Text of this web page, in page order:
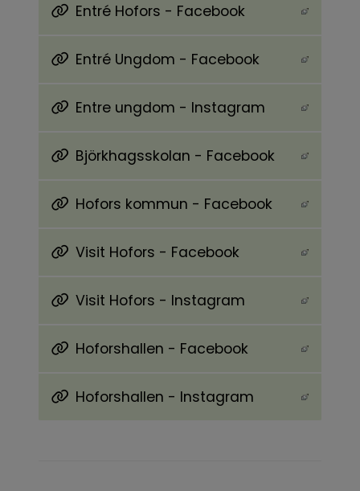
Entré Hofors - Facebook
Länk till annan webbplats, öppnas i nytt
Entré Ungdom - Facebook
Länk till annan webbplats, öppnas i nytt
Entre ungdom - Instagram
Länk till annan webbplats, öppnas i nytt
Björkhagsskolan - Facebook
Länk till annan webbplats, öppnas i nytt
Hofors kommun - Facebook
Länk till annan webbplats, öppnas i nytt
Visit Hofors - Facebook
Länk till annan webbplats, öppnas i nytt
Visit Hofors - Instagram
Länk till annan webbplats, öppnas i nytt
Hoforshallen - Facebook
Länk till annan webbplats, öppnas i nytt
Hoforshallen - Instagram
Länk till annan webbplats, öppnas i nytt